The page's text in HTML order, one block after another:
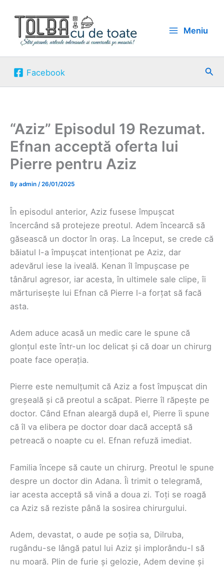
content
Meniu
Facebook
“Aziz” Episodul 19 Rezumat.
Efnan acceptă oferta lui
Pierre pentru Aziz
By admin /26/01/2025
În episodul anterior, Aziz fusese împușcat
încercând să protejeze preotul. Adem încearcă să
găsească un doctor în oraș. La început, se crede că
băiatul l-a împușcat intenționat pe Aziz, dar
adevărul iese la iveală. Kenan îl împușcase pe
tânărul agresor, iar acesta, în ultimele sale clipe, îi
mărturisește lui Efnan că Pierre l-a forțat să facă
asta.
Adem aduce acasă un medic care le spune că
glonțul este într-un loc delicat și că doar un chirurg
poate face operația.
Pierre este nemulțumit că Aziz a fost împușcat din
greșeală și că preotul a scăpat. Pierre îl răpește pe
doctor. Când Efnan aleargă după el, Pierre îi spune
că îl va elibera pe doctor doar dacă acceptă să
petreacă o noapte cu el. Efnan refuză imediat.
Familia începe să caute un chirurg. Preotul le spune
despre un doctor din Adana. Îi trimit o telegramă,
iar acesta acceptă să vină a doua zi. Toți se roagă
ca Aziz să reziste până la sosirea chirurgului.
Adem, devastat, o aude pe soția sa, Dilruba,
rugându-se lângă patul lui Aziz și implorându-l să
nu moară. Plin de furie și gelozie, Adem devine și